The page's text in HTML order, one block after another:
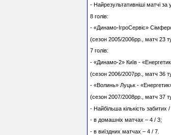
- Найрезультативніші матчі за
8 голів:
- «Динамо-ІгроСервіс»
(сезон 2005/2006рр., матч 23
7 голів:
- «Динамо-2» Київ -
(сезон 2006/2007рр., матч 36
- «Волинь» Луцьк -
(сезон 2007/2008рр., матч 37
- Найбільша кількість забитих
- в домашніх матчах – 4 / 3;
- в виїздних матчах – 4 / 7.